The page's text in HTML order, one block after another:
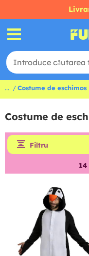
... Costume de eschimos
Costume de
Filtru
14